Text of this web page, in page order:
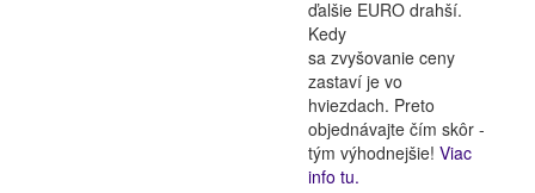
ďalšie EURO drahší.
Kedy
sa zvyšovanie ceny
zastaví je vo
hviezdach. Preto
objednávajte čím skôr -
tým výhodnejšie! Viac
info tu.